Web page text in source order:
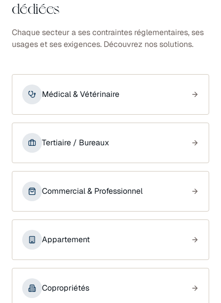
dédiées
Chaque secteur a ses contraintes réglementaires, ses
usages et ses exigences. Découvrez nos solutions.
Médical & Vétérinaire
Tertiaire / Bureaux
Commercial & Professionnel
Appartement
Copropriétés